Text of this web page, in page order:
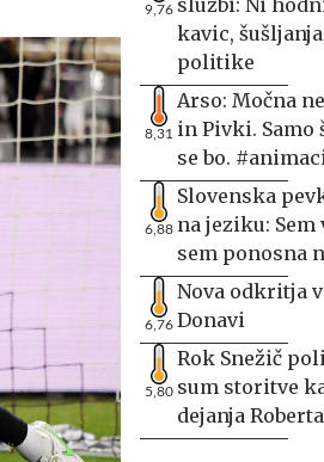
9,76 službi: Ni
kavic,
politike
8,31
Arso: Močna
in Pivki. Samo
se bo.
6,88
Slovenska
na jeziku:
sem ponosna
6,76
Nova odkritja
Donavi
5,80
Rok Snežič
sum storitve
dejanja